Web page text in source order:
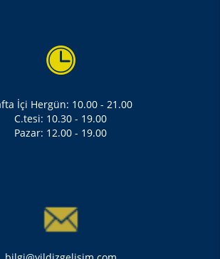
İçi Hergün: 10.00 - 21.00
C.tesi: 10.30 - 19.00
Pazar: 12.00 - 19.00